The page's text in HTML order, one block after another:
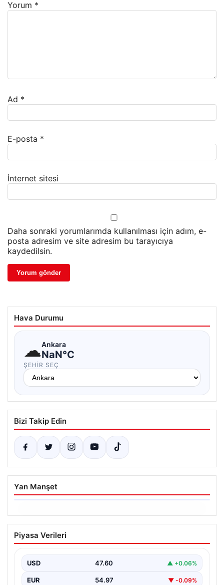
Yorum *
Ad *
E-posta *
İnternet sitesi
Daha sonraki yorumlarımda kullanılması için adım, e-
posta adresim ve site adresim bu tarayıcıya
kaydedilsin.
Hava Durumu
☁Ankara
NaN°C
ŞEHIR SEÇ
Bizi Takip Edin
Yan Manşet
06.08.2026
Ertuğrul Özkök’ün Hakaret İddialarına
İfade Verme Süreci
Cumhurbaşkanına hakaret iddialarıyla yürütülen
soruşturma kapsamında İstanbul Adalet…
Piyasa Verileri
USD 47.60 ▲ +0.06%
EUR 54.97 ▼ -0.09%